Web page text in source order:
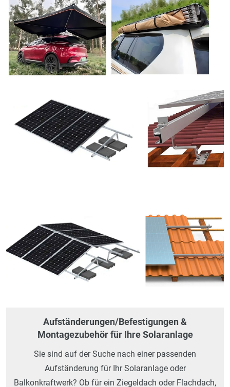
Aufständerungen/Befestigungen &
Montagezubehör für Ihre Solaranlage
Sie sind auf der Suche nach einer passenden
Aufständerung für Ihr Solaranlage oder
Balkonkraftwerk? Ob für ein Ziegeldach oder Flachdach,